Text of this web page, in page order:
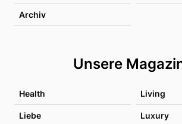
Archiv
Unsere
Health Living
Liebe Luxury